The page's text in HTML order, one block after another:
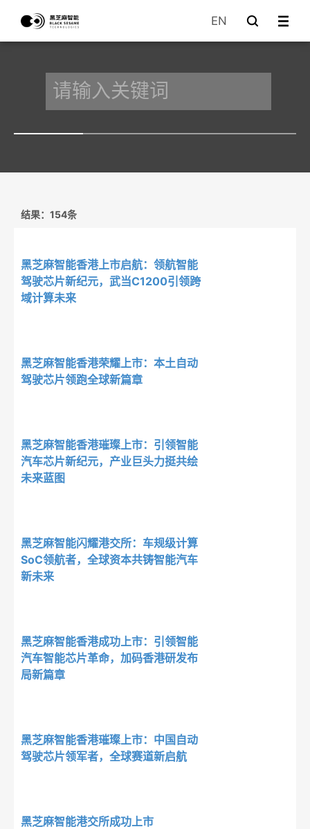
EN
结果：154条
黑芝麻智能香港上市启航：领航智能
驾驶芯片新纪元，武当C1200引领跨
域计算未来
黑芝麻智能香港荣耀上市：本土自动
驾驶芯片领跑全球新篇章
黑芝麻智能香港璀璨上市：引领智能
汽车芯片新纪元，产业巨头力挺共绘
未来蓝图
黑芝麻智能闪耀港交所：车规级计算
SoC领航者，全球资本共铸智能汽车
新未来
黑芝麻智能香港成功上市：引领智能
汽车智能芯片革命，加码香港研发布
局新篇章
黑芝麻智能香港璀璨上市：中国自动
驾驶芯片领军者，全球赛道新启航
黑芝麻智能港交所成功上市